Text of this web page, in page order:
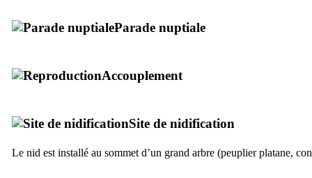
Parade nuptiale
Accouplement
Site de nidification
Le nid est installé au sommet d’un grand arbre (peuplier platane,